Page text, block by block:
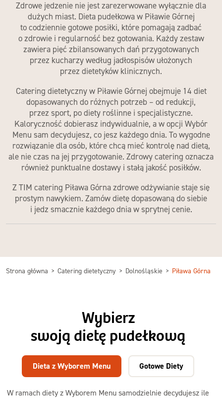
Zdrowe jedzenie nie jest zarezerwowane wyłącznie dla
dużych miast. Dieta pudełkowa w Piławie Górnej
to codziennie gotowe posiłki, które pomagają zadbać
o zdrowie i regularność bez gotowania. Każdy zestaw
zawiera pięć zbilansowanych dań przygotowanych
przez kucharzy według jadłospisów ułożonych
przez dietetyków klinicznych.
Catering dietetyczny w Piławie Górnej obejmuje 14 diet
dopasowanych do różnych potrzeb – od redukcji,
przez sport, po diety roślinne i specjalistyczne.
Kaloryczność dobierasz indywidualnie, a w opcji Wybór
Menu sam decydujesz, co jesz każdego dnia. To wygodne
rozwiązanie dla osób, które chcą mieć kontrolę nad dietą,
ale nie czas na jej przygotowanie. Zdrowy catering oznacza
również punktualne dostawy i stałą jakość posiłków.
Z TIM catering Piława Górna zdrowe odżywianie staje się
prostym nawykiem. Zamów dietę dopasowaną do siebie
i jedz smacznie każdego dnia w sprytnej cenie.
Strona główna Catering dietetyczny Dolnośląskie Piława Górna
Wybierz
swoją dietę pudełkową
W ramach diety z Wyborem Menu samodzielnie decydujesz ile
Dieta z Wyborem Menu Gotowe Diety